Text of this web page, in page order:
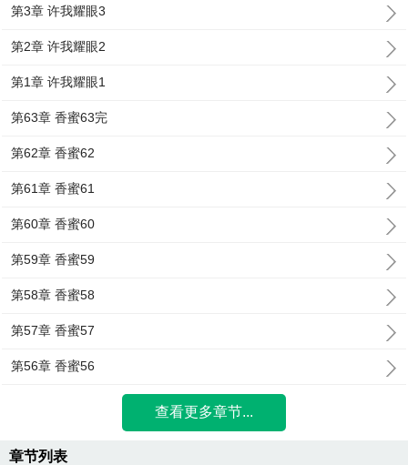
第3章 许我耀眼3
第2章 许我耀眼2
第1章 许我耀眼1
第63章 香蜜63完
第62章 香蜜62
第61章 香蜜61
第60章 香蜜60
第59章 香蜜59
第58章 香蜜58
第57章 香蜜57
第56章 香蜜56
查看更多章节...
章节列表